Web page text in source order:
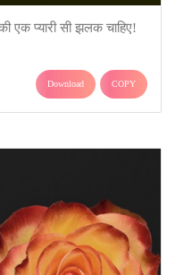
एक प्यारी सी झलक चाहिए!
Download COPY